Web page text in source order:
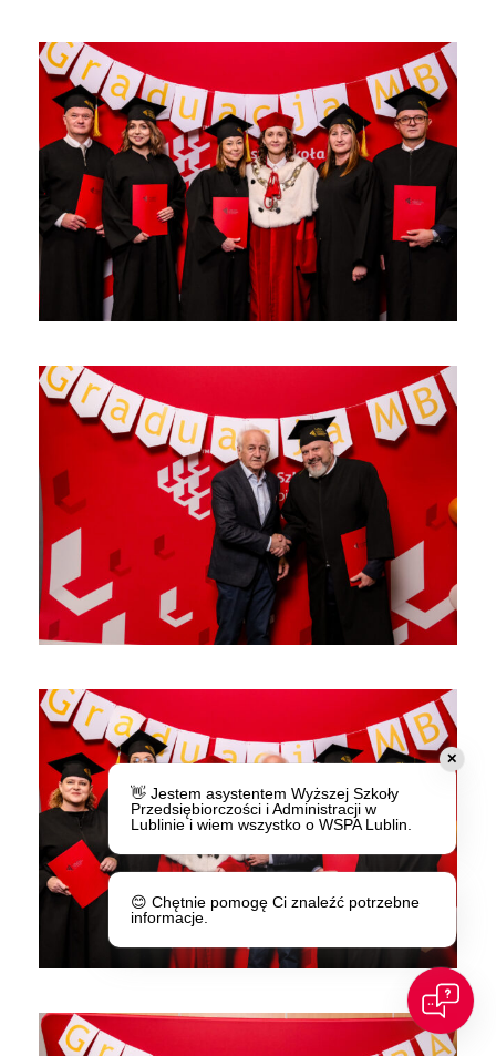
✕
👋 Jestem asystentem Wyższej Szkoły
Przedsiębiorczości i Administracji w
Lublinie i wiem wszystko o WSPA Lublin.
😊 Chętnie pomogę Ci znaleźć potrzebne
informacje.